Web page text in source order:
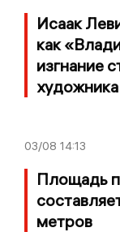
Исаак
как
изгнание
художника
03/08 14:13
Площадь
метров